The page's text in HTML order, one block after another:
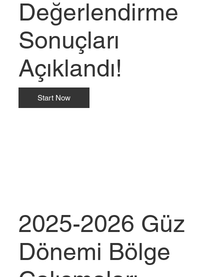
Değerlendirme
Sonuçları
Açıklandı!
Start Now
2025-2026 Güz
Dönemi Bölge